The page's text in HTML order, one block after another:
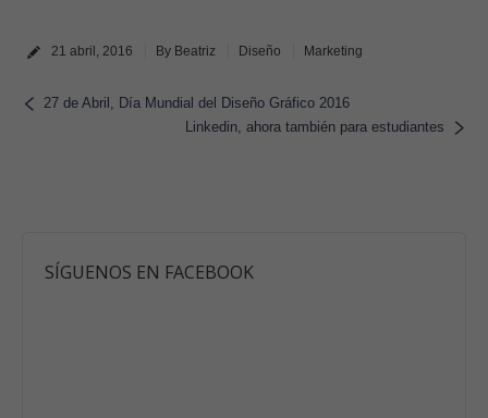
21 abril, 2016 By Beatriz Diseño Marketing
27 de Abril, Día Mundial del Diseño Gráfico 2016
Linkedin, ahora también para estudiantes
SÍGUENOS EN FACEBOOK